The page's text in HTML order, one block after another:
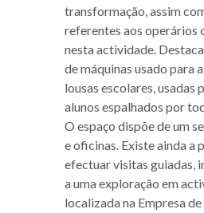
transformação, assim
referentes aos operários
nesta actividade.
de máquinas usado para
lousas escolares, usadas
alunos espalhados por
O espaço dispõe de um
e oficinas. Existe ainda a
efectuar visitas guiadas,
a uma exploração em
localizada na Empresa de